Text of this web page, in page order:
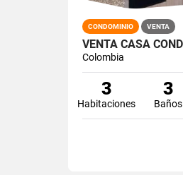
CONDOMINIO VENTA
Colombia
3
Habitaciones
3
Baños